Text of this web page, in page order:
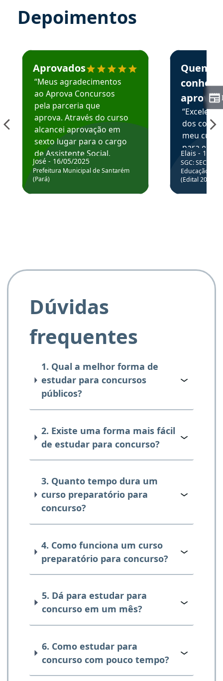
Depoimentos
Estudante José recomenda o Aprova Concursos em
Aprovados
“Meus agradecimentos
ao Aprova Concursos
pela parceria que
aprova. Através do curso
alcancei aprovação em
sexto lugar para o cargo
de Assistente Social.
Hoje estou atuando na
Prefeitura de Santarém.
José - 16/05/2025
Prefeitura Municipal de Santarém
(Pará)
Estudante
Quem
aprova
dos
meu
para
colocar
através
de
Elais - 15/
SGC: SEC BA
Educação
(Edital
Dúvidas
frequentes
1. Qual a melhor forma de
estudar para concursos
públicos?
2. Existe uma forma mais fácil
de estudar para concurso?
3. Quanto tempo dura um
curso preparatório para
concurso?
4. Como funciona um curso
preparatório para concurso?
5. Dá para estudar para
concurso em um mês?
6. Como estudar para
concurso com pouco tempo?